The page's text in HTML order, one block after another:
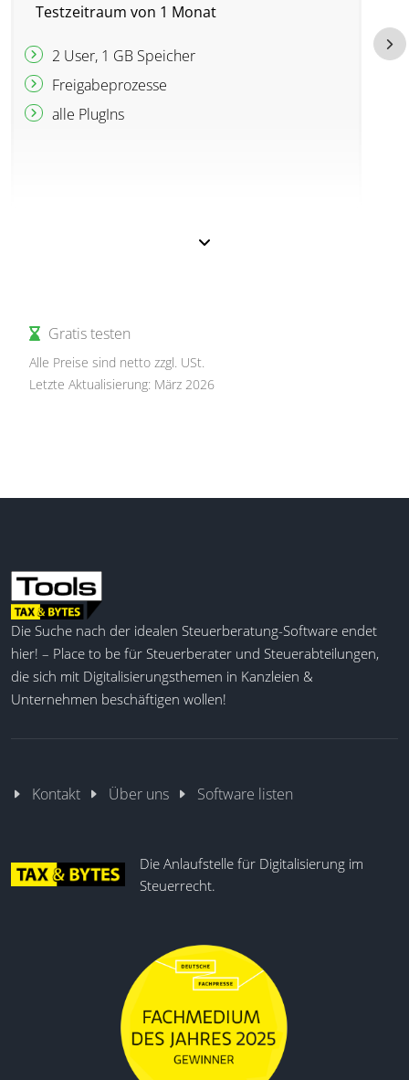
Testzeitraum von 1 Monat
2 User, 1 GB Speicher
Freigabeprozesse
alle PlugIns
Gratis testen
Alle Preise sind netto zzgl. USt.
Letzte Aktualisierung: März 2026
Die Suche nach der idealen Steuerberatung-Software endet
hier! – Place to be für Steuerberater und Steuerabteilungen,
die sich mit Digitalisierungsthemen in Kanzleien &
Unternehmen beschäftigen wollen!
Kontakt Über uns Software listen
Die Anlaufstelle für Digitalisierung im
Steuerrecht.